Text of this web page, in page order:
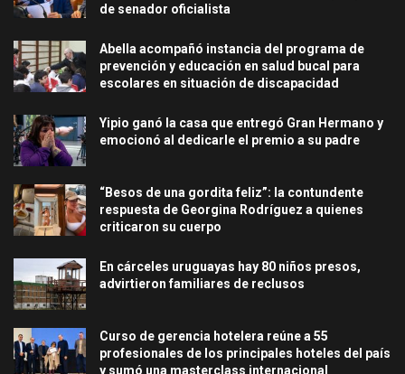
de senador oficialista
Abella acompañó instancia del programa de
prevención y educación en salud bucal para
escolares en situación de discapacidad
Yipio ganó la casa que entregó Gran Hermano y
emocionó al dedicarle el premio a su padre
“Besos de una gordita feliz”: la contundente
respuesta de Georgina Rodríguez a quienes
criticaron su cuerpo
En cárceles uruguayas hay 80 niños presos,
advirtieron familiares de reclusos
Curso de gerencia hotelera reúne a 55
profesionales de los principales hoteles del país
y sumó una masterclass internacional